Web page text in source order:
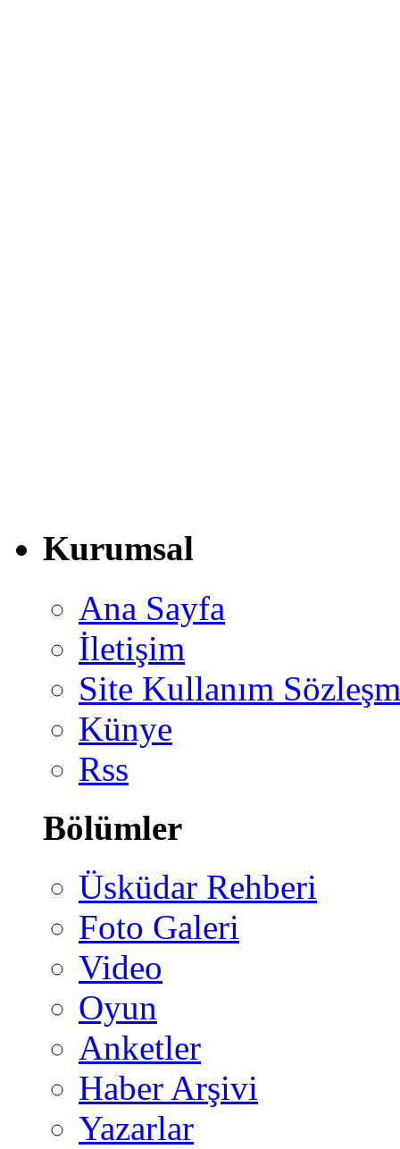
Kurumsal
Ana Sayfa
İletişim
Site Kullanım
Künye
Rss
Bölümler
Üsküdar Rehberi
Foto Galeri
Video
Oyun
Anketler
Haber Arşivi
Yazarlar